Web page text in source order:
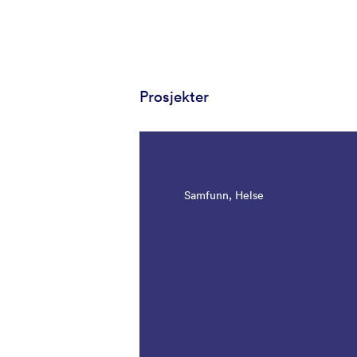
Prosjekter
Samfunn, Helse